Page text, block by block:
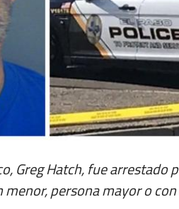
Greg Hatch, fue arrestado
persona mayor o